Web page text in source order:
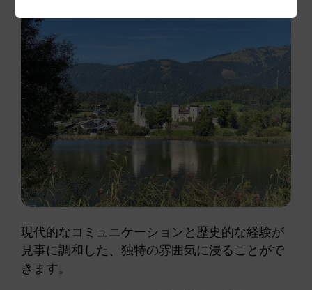
現代的なコミュニケーションと歴史的な経験が
見事に調和した、独特の雰囲気に浸ることがで
きます。